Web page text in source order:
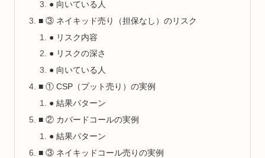
● 向いている人
■ ③ ネイキッド売り（担保なし）のリスク
● リスク内容
● リスクの深さ
● 向いている人
■ ① CSP（プット売り）の実例
● 結果パターン
■ ② カバードコールの実例
● 結果パターン
■ ③ ネイキッドコール売りの実例